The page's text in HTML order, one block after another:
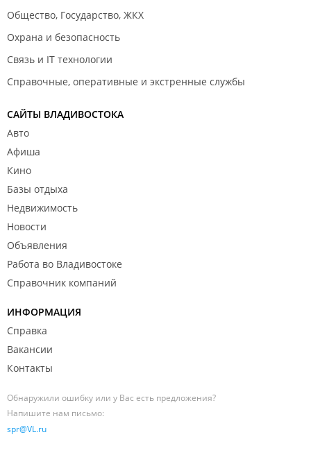
Общество, Государство, ЖКХ
Охрана и безопасность
Связь и IT технологии
Справочные, оперативные и экстренные службы
САЙТЫ ВЛАДИВОСТОКА
Авто
Афиша
Кино
Базы отдыха
Недвижимость
Новости
Объявления
Работа во Владивостоке
Справочник компаний
ИНФОРМАЦИЯ
Справка
Вакансии
Контакты
Обнаружили ошибку или у Вас есть предложения?
Напишите нам письмо:
spr@VL.ru